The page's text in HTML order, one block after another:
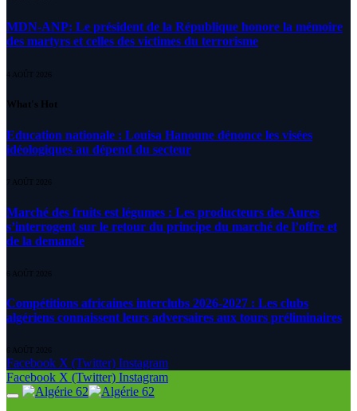
MDN-ANP: Le président de la République honore la mémoire
des martyrs et celles des victimes du terrorisme
4 AOÛT 2026
What's Hot
Education nationale : Louisa Hanoune dénonce les visées
idéologiques au dépend du secteur
7 AOÛT 2026
Marché des fruits est légumes : Les producteurs des Aures
s’interrogent sur le retour du principe du marché de l’offre et
de la demande
6 AOÛT 2026
Compétitions africaines interclubs 2026-2027 : Les clubs
algériens connaissent leurs adversaires aux tours préliminaires
6 AOÛT 2026
Facebook X (Twitter) Instagram
Facebook X (Twitter) Instagram